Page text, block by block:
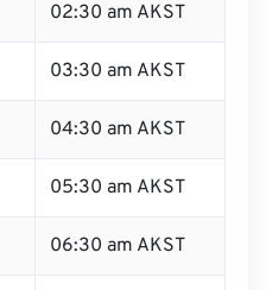
02:30 am AKST
03:30 am AKST
04:30 am AKST
05:30 am AKST
06:30 am AKST